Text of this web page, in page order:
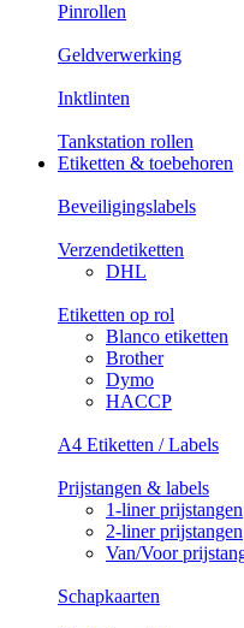
Pinrollen
Geldverwerking
Inktlinten
Tankstation rollen
Etiketten & toebehoren
Beveiligingslabels
Verzendetiketten
DHL
Etiketten op rol
Blanco etiketten
Brother
Dymo
HACCP
A4 Etiketten / Labels
Prijstangen & labels
1-liner prijstangen
2-liner prijstangen
Van/Voor
Schapkaarten